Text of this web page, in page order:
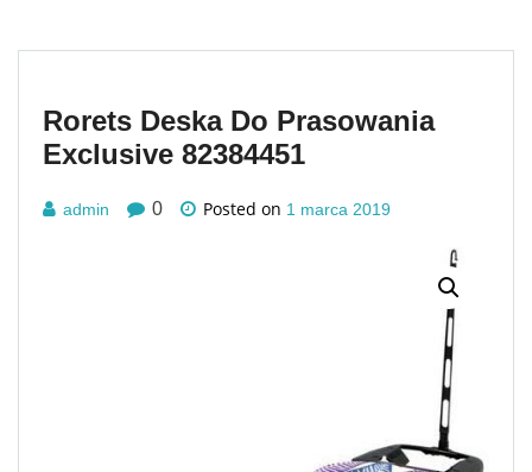
Rorets Deska Do Prasowania
Exclusive 82384451
admin 0 Posted on 1 marca 2019